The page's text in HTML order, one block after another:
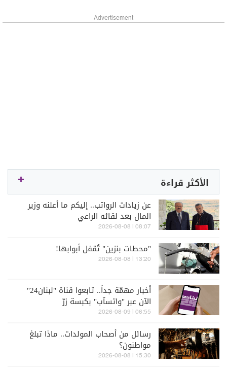
Advertisement
الأكثر قراءة
عن زيادات الرواتب.. إليكم ما أعلنه وزير
المال بعد لقائه الراعي
08:07 | 2026-08-08
"محطات بنزين" تُقفل أبوابها!
13:20 | 2026-08-08
أخبار مهمّة جداً.. تابعوا قناة "لبنان24"
الآن عبر "واتسآب" بكبسة زرّ
06:55 | 2026-08-09
رسائل من أصحاب المولدات.. ماذا تبلغ
مواطنون؟
15:30 | 2026-08-08